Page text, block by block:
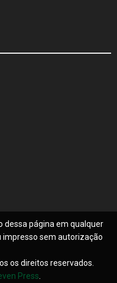
dessa página em qualquer
impresso sem autorização
os direitos reservados.
Press